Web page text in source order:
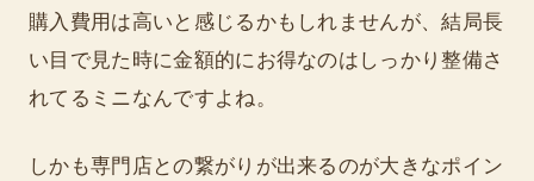
購入費用は高いと感じるかもしれませんが、結局長
い目で見た時に金額的にお得なのはしっかり整備さ
れてるミニなんですよね。
しかも専門店との繋がりが出来るのが大きなポイン